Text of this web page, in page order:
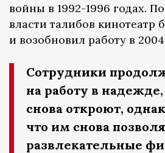
войны в 1992-1996 годах.
власти талибов кинотеатр
и возобновил работу в
Сотрудники
на работу в
снова откроют,
что им снова
развлекательные